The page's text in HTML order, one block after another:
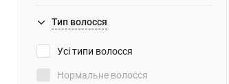
Зняття роздратування
Тип волосся
Усі типи волосся
Нормальне волосся